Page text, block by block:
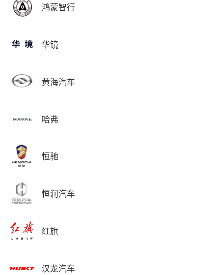
鸿蒙智行
华镜
黄海汽车
哈弗
恒驰
恒润汽车
红旗
汉龙汽车